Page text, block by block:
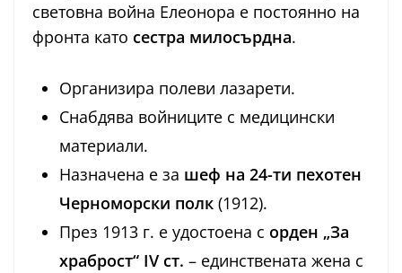
световна война Елеонора е постоянно на
фронта като сестра милосърдна.
Организира полеви лазарети.
Снабдява войниците с медицински
материали.
Назначена е за шеф на 24-ти пехотен
Черноморски полк (1912).
През 1913 г. е удостоена с орден „За
храброст“ IV ст. – единствената жена с